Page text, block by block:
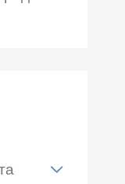
40-